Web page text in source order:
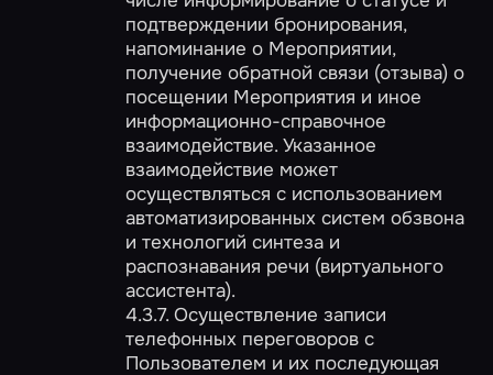
подтверждении бронирования,
напоминание о Мероприятии,
получение обратной связи (отзыва) о
посещении Мероприятия и иное
информационно-справочное
взаимодействие. Указанное
взаимодействие может
осуществляться с использованием
автоматизированных систем обзвона
и технологий синтеза и
распознавания речи (виртуального
ассистента).
4.3.7. Осуществление записи
телефонных переговоров с
Пользователем и их последующая